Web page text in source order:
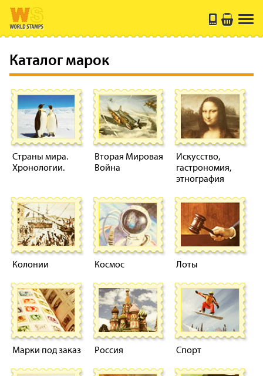
Каталог марок
Страны мира.
Хронологии.
Вторая Мировая
Война
Искусство,
гастрономия,
этнография
Колонии Космос Лоты
Марки под заказ Россия Спорт